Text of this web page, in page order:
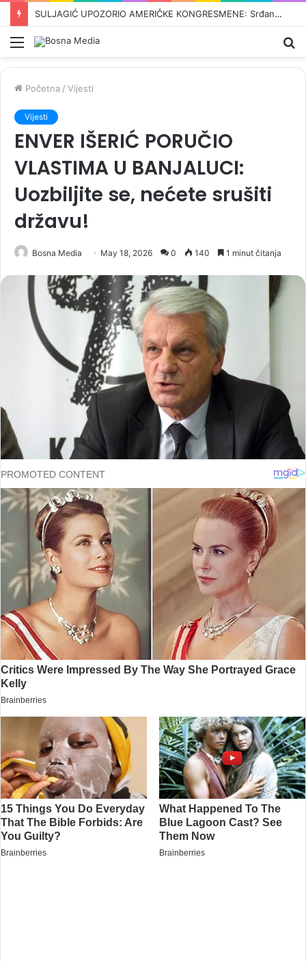
ODBROJAVANJE U REPUBLICI SRPSKOJ: Crnadak najavljuje pad režima –„Nije normalno da se u 21. vijeku pravi proslava kad dođe…“
Meni
Početna / Vijesti
Vijesti
ENVER IŠERIĆ PORUČIO
VLASTIMA U BANJALUCI:
Uozbiljite se, nećete srušiti
državu!
Bosna Media May 18, 2026 0 140 1 minut čitanja